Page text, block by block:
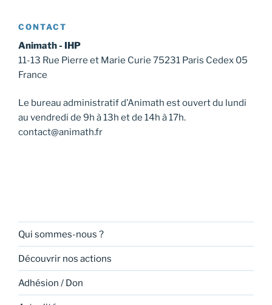
CONTACT
Animath - IHP
11-13 Rue Pierre et Marie Curie 75231 Paris Cedex 05
France
Le bureau administratif d’Animath est ouvert du lundi
au vendredi de 9h à 13h et de 14h à 17h.
contact@animath.fr
Qui sommes-nous ?
Découvrir nos actions
Adhésion / Don